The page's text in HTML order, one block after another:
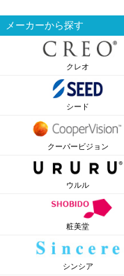
メーカーから探す
クレオ
シード
クーパービジョン
ウルル
粧美堂
シンシア